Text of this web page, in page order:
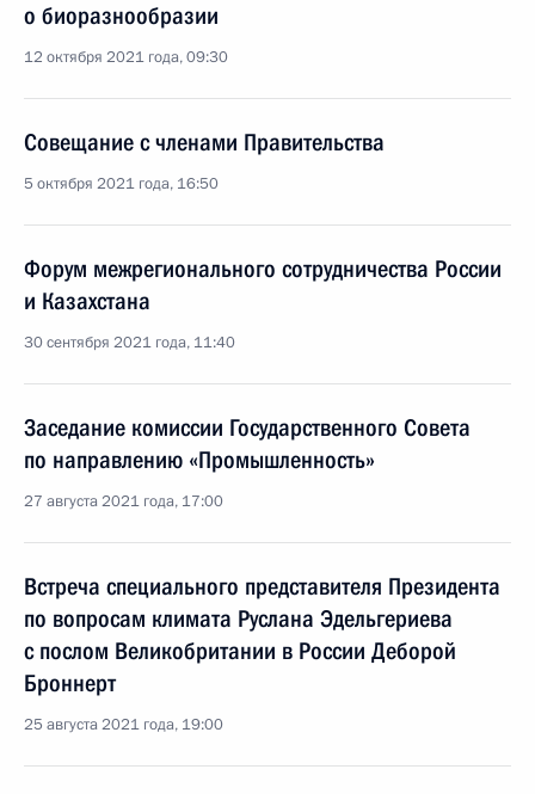
о биоразнообразии
12 октября 2021 года, 09:30
Совещание с членами Правительства
5 октября 2021 года, 16:50
Форум межрегионального сотрудничества России
и Казахстана
30 сентября 2021 года, 11:40
Заседание комиссии Государственного Совета
по направлению «Промышленность»
27 августа 2021 года, 17:00
Встреча специального представителя Президента
по вопросам климата Руслана Эдельгериева
с послом Великобритании в России Деборой
Броннерт
25 августа 2021 года, 19:00